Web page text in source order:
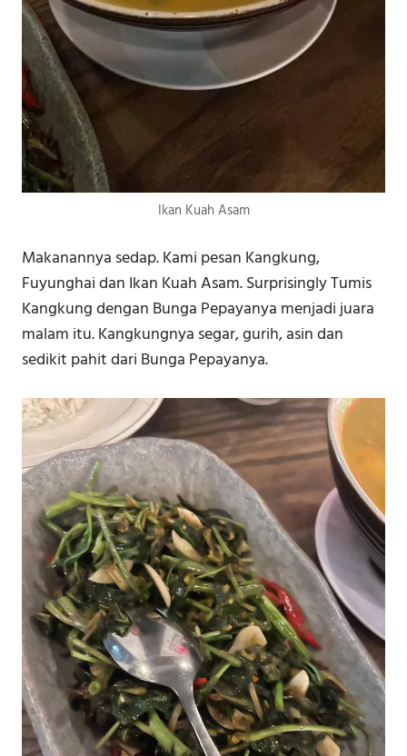
Ikan Kuah Asam
Makanannya sedap. Kami pesan Kangkung,
Fuyunghai dan Ikan Kuah Asam. Surprisingly Tumis
Kangkung dengan Bunga Pepayanya menjadi juara
malam itu. Kangkungnya segar, gurih, asin dan
sedikit pahit dari Bunga Pepayanya.